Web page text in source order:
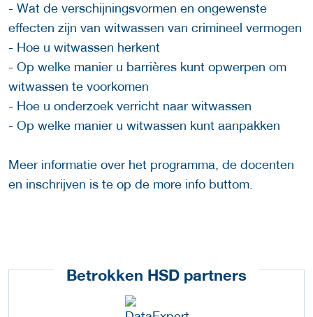
- Wat de verschijningsvormen en ongewenste
effecten zijn van witwassen van crimineel vermogen
- Hoe u witwassen herkent
- Op welke manier u barrières kunt opwerpen om
witwassen te voorkomen
- Hoe u onderzoek verricht naar witwassen
- Op welke manier u witwassen kunt aanpakken
Meer informatie over het programma, de docenten
en inschrijven is te op de more info buttom.
Betrokken HSD partners